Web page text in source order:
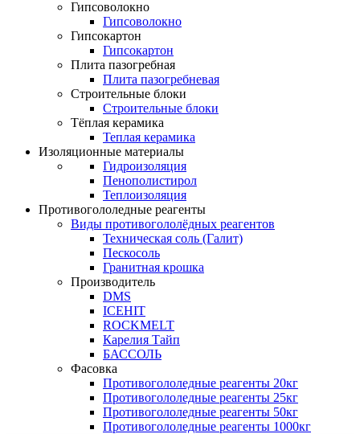
Гипсоволокно
Гипсоволокно
Гипсокартон
Гипсокартон
Плита пазогребная
Плита пазогребневая
Строительные блоки
Строительные блоки
Тёплая керамика
Теплая керамика
Изоляционные материалы
Гидроизоляция
Пенополистирол
Теплоизоляция
Противогололедные реагенты
Виды противогололёдных реагентов
Техническая соль (Галит)
Пескосоль
Гранитная крошка
Производитель
DMS
ICEHIT
ROCKMELT
Карелия Тайп
БАССОЛЬ
Фасовка
Противогололедные реагенты 20кг
Противогололедные реагенты 25кг
Противогололедные реагенты 50кг
Противогололедные реагенты 1000кг